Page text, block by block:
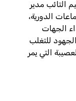
التائب مدير
الدورية،
الجهات
للتغلب
التي يمر